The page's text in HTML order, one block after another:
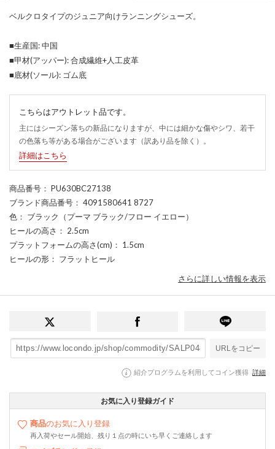
ベルクロタイプのジュニア向けランニングシューズ。
■生産国: 中国
■甲材(アッパー): 合成繊維+人工皮革
■底材(ソール): ゴム底
こちらはアウトレット品です。
主にはシーズン落ちの新品になりますが、中には細かな傷やシワ、若干
の色落ち等がある場合がございます（訳あり品を除く）。
詳細はこちら
商品番号 ： PU630BC27138
ブランド商品番号 ： 4091580641 8727
色 ： ブラック（プーマ ブラック/フロー イエロー）
ヒールの高さ ： 2.5cm
プラットフォームの高さ(cm) ： 1.5cm
ヒールの形 ： フラットヒール
さらに詳しい情報を表示
URLをコピー
紹介プログラムを利用してコイン獲得 詳細
お気に入り登録ガイド
商品のお気に入り登録
再入荷やセール開始、残り１点の時にいち早くご連絡します